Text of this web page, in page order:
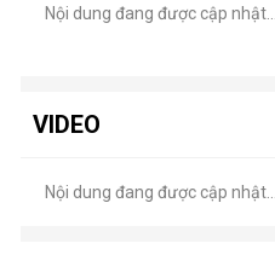
Nội dung đang được cập nhật....
VIDEO
Nội dung đang được cập nhật....